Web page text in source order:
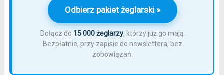
Odbierz pakiet żeglarski »
Dołącz do 15 000 żeglarzy, którzy już go mają.
Bezpłatnie, przy zapisie do newslettera, bez
zobowiązań.